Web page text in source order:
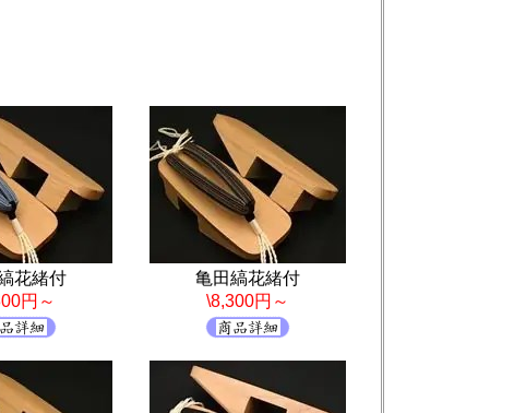
花緒付
円～
亀田縞花緒付
\8,300円～